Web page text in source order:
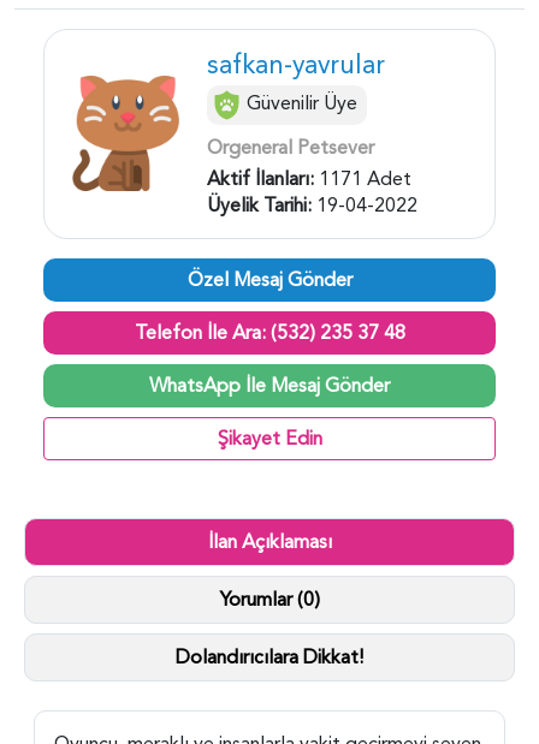
safkan-yavrular
Güvenilir Üye
Orgeneral Petsever
Aktif İlanları: 1171 Adet
Üyelik Tarihi: 19-04-2022
Özel Mesaj Gönder
Telefon İle Ara: (532) 235 37 48
WhatsApp İle Mesaj Gönder
Şikayet Edin
İlan Açıklaması
Yorumlar (0)
Dolandırıcılara Dikkat!